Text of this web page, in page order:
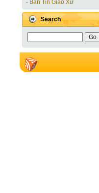
- Bản Tin Giáo Xứ
Search